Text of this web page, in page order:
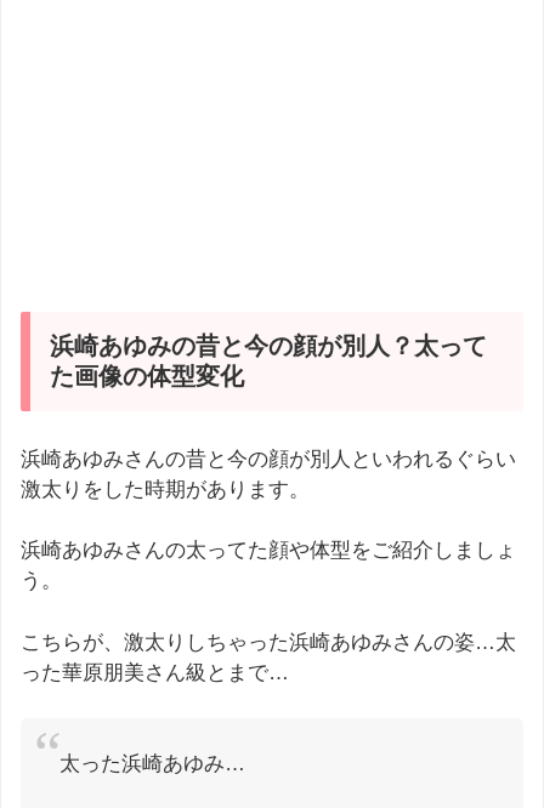
浜崎あゆみの昔と今の顔が別人？太って
た画像の体型変化
浜崎あゆみさんの昔と今の顔が別人といわれるぐらい
激太りをした時期があります。
浜崎あゆみさんの太ってた顔や体型をご紹介しましょ
う。
こちらが、激太りしちゃった浜崎あゆみさんの姿…太
った華原朋美さん級とまで…
太った浜崎あゆみ…